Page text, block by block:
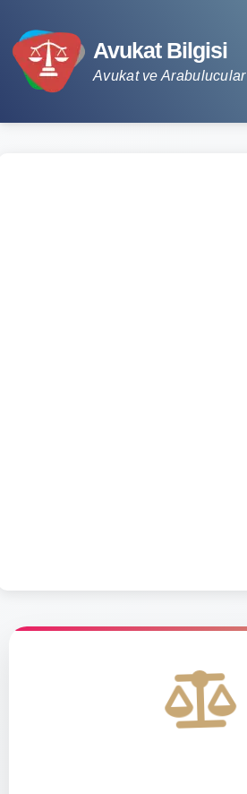
Avukat Bilgisi
Avukat ve Arabulucular